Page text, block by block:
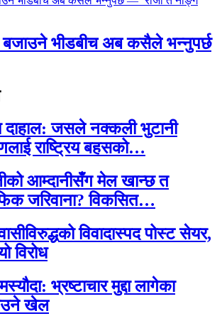
बजाउने भीडबीच अब कसैले भन्नुपर्छ
दाहाल: जसले नक्कली भुटानी
राष्ट्रिय बहसको…
आम्दानीसँग मेल खान्छ त
जरिवाना? विकसित…
विवादास्पद पोस्ट सेयर,
विरोध
भ्रष्टाचार मुद्दा लागेका
खेल